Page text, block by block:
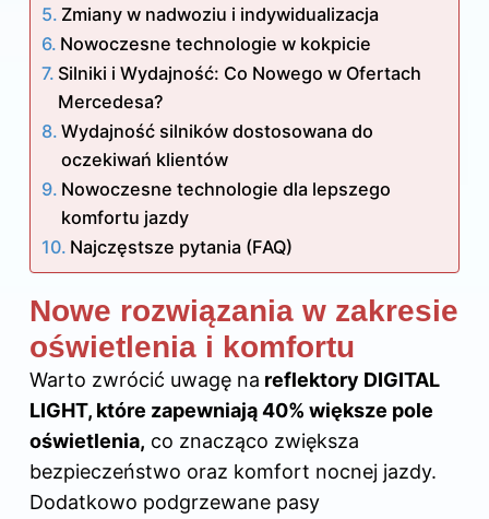
Zmiany w nadwoziu i indywidualizacja
Nowoczesne technologie w kokpicie
Silniki i Wydajność: Co Nowego w Ofertach
Mercedesa?
Wydajność silników dostosowana do
oczekiwań klientów
Nowoczesne technologie dla lepszego
komfortu jazdy
Najczęstsze pytania (FAQ)
Nowe rozwiązania w zakresie
oświetlenia i komfortu
Warto zwrócić uwagę na reflektory DIGITAL
LIGHT, które zapewniają 40% większe pole
oświetlenia, co znacząco zwiększa
bezpieczeństwo oraz komfort nocnej jazdy.
Dodatkowo podgrzewane pasy